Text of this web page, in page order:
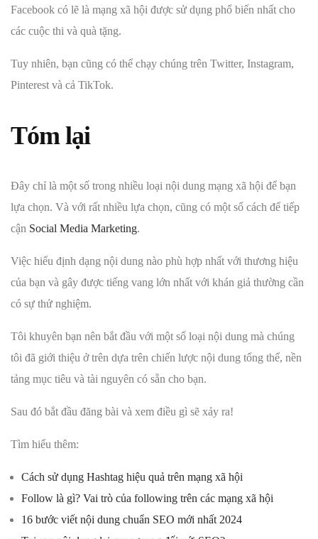
Facebook có lẽ là mạng xã hội được sử dụng phổ biến nhất cho
các cuộc thi và quà tặng.
Tuy nhiên, bạn cũng có thể chạy chúng trên Twitter, Instagram,
Pinterest và cả TikTok.
Tóm lại
Đây chỉ là một số trong nhiều loại nội dung mạng xã hội để bạn
lựa chọn. Và với rất nhiều lựa chọn, cũng có một số cách để tiếp
cận Social Media Marketing.
Việc hiểu định dạng nội dung nào phù hợp nhất với thương hiệu
của bạn và gây được tiếng vang lớn nhất với khán giả thường cần
có sự thử nghiệm.
Tôi khuyên bạn nên bắt đầu với một số loại nội dung mà chúng
tôi đã giới thiệu ở trên dựa trên chiến lược nội dung tổng thể, nền
tảng mục tiêu và tài nguyên có sẵn cho bạn.
Sau đó bắt đầu đăng bài và xem điều gì sẽ xảy ra!
Tìm hiểu thêm:
Cách sử dụng Hashtag hiệu quả trên mạng xã hội
Follow là gì? Vai trò của following trên các mạng xã hội
16 bước viết nội dung chuẩn SEO mới nhất 2024